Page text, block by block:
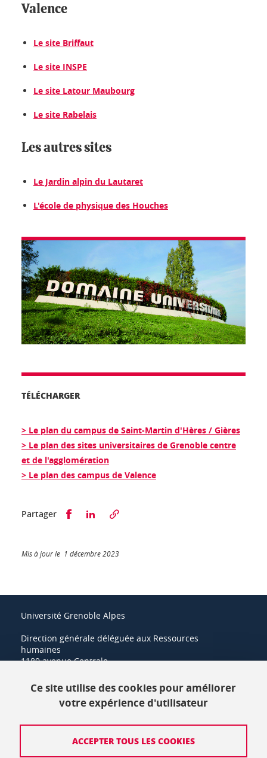
Valence
Le site Briffaut
Le site INSPE
Le site Latour Maubourg
Le site Rabelais
Les autres sites
Le Jardin alpin du Lautaret
L'école de physique des Houches
TÉLÉCHARGER
> Le plan du campus de Saint-Martin d'Hères / Gières
> Le plan des sites universitaires de Grenoble centre
et de l'agglomération
> Le plan des campus de Valence
Partager Partager sur Facebook
Partager sur LinkedIn
Mis à jour le 1 décembre 2023
Université Grenoble Alpes
Direction générale déléguée aux Ressources
humaines
1180 avenue Centrale
+33 (0)4 57 42 21 42
Ce site utilise des cookies pour améliorer
votre expérience d'utilisateur
ACCEPTER TOUS LES COOKIES